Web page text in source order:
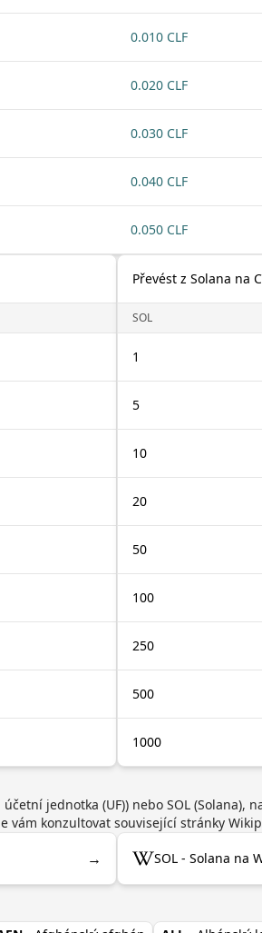
0.010 CLF
0.020 CLF
0.030 CLF
0.040 CLF
0.050 CLF
Převést z Solana na
SOL
1
5
10
20
50
100
250
500
1000
jednotka (UF)) nebo SOL (Solana),
vám konzultovat související stránky
→ SOL - Solana na